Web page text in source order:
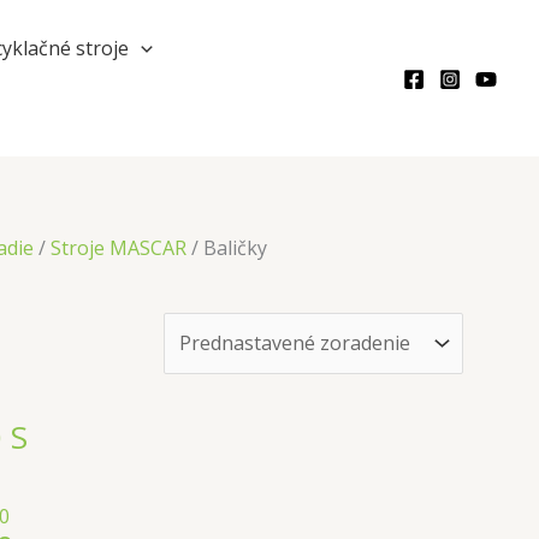
stroje
/Stroje MASCAR/ Baličky